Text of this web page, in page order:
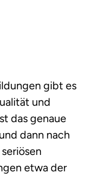
gibt es
und
das genaue
dann nach
etwa der